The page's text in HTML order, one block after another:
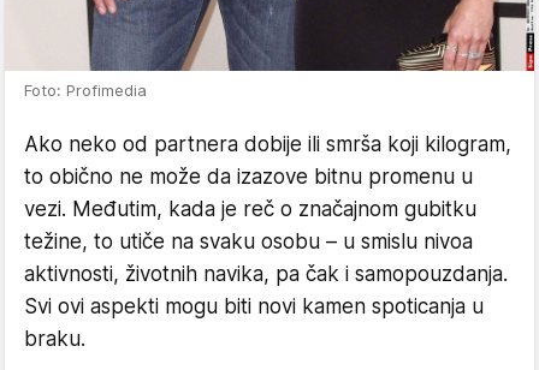
Foto: Profimedia
Ako neko od partnera dobije ili smrša koji kilogram,
to obično ne može da izazove bitnu promenu u
vezi. Međutim, kada je reč o značajnom gubitku
težine, to utiče na svaku osobu – u smislu nivoa
aktivnosti, životnih navika, pa čak i samopouzdanja.
Svi ovi aspekti mogu biti novi kamen spoticanja u
braku.